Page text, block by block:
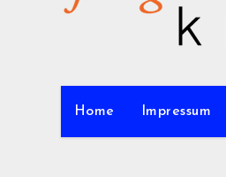
Home Impressum